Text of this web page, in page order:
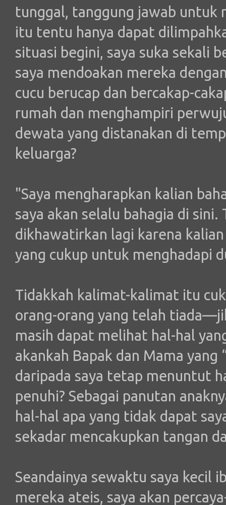
tunggal, tanggung jawab
itu tentu hanya dapat
situasi begini, saya suka sekali
saya mendoakan mereka
cucu berucap dan bercakap-
rumah dan menghampiri
dewata yang distanakan di
keluarga?
"Saya mengharapkan kalian
saya akan selalu bahagia di sini.
dikhawatirkan lagi karena
yang cukup untuk menghadapi
Tidakkah kalimat-kalimat itu
orang-orang yang telah
masih dapat melihat hal-hal
akankah Bapak dan Mama yang
daripada saya tetap menuntut
penuhi? Sebagai panutan
hal-hal apa yang tidak dapat
sekadar mencakupkan tangan
Seandainya sewaktu saya kecil
mereka ateis, saya akan